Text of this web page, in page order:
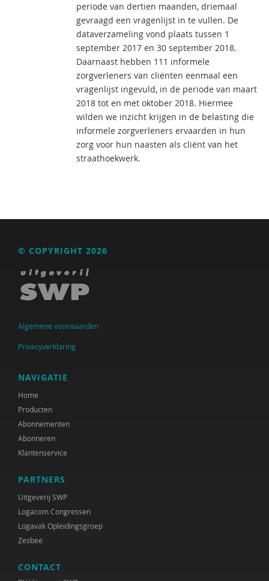
periode van dertien maanden, driemaal
gevraagd een vragenlijst in te vullen. De
dataverzameling vond plaats tussen 1
september 2017 en 30 september 2018.
Daarnaast hebben 111 informele
zorgverleners van cliënten eenmaal een
vragenlijst ingevuld, in de periode van maart
2018 tot en met oktober 2018. Hiermee
wilden we inzicht krijgen in de belasting die
informele zorgverleners ervaarden in hun
zorg voor hun naasten als cliënt van het
straathoekwerk.
© COPYRIGHT 2026
Algemene voorwaarden
Privacyverklaring
NAVIGATIE
Home
Producten
Abonnementen
Abonneren
Klantenservice
PARTNERS
Uitgeverij SWP
Logacom Congressen
Logavak Opleidingsgroep
Zesbee
CONTACT